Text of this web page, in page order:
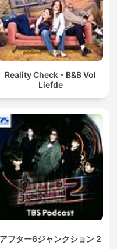
Reality Check - B&B Vol
Liefde
アフター6ジャンクション 2